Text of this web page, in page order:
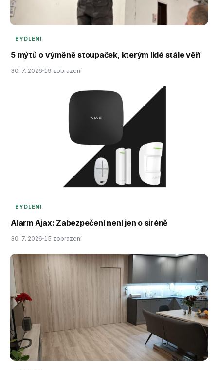
BYDLENÍ
5 mýtů o výměně stoupaček, kterým lidé stále věří
30. 7. 2026 19 zobrazení
BYDLENÍ
Alarm Ajax: Zabezpečení není jen o siréně
30. 7. 2026 15 zobrazení